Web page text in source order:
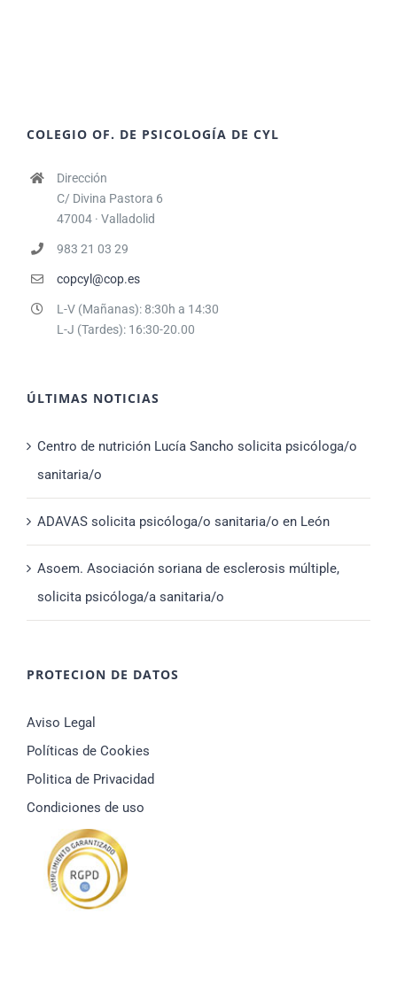
COLEGIO OF. DE PSICOLOGÍA DE CYL
Dirección
C/ Divina Pastora 6
47004 · Valladolid
983 21 03 29
copcyl@cop.es
L-V (Mañanas): 8:30h a 14:30
L-J (Tardes): 16:30-20.00
ÚLTIMAS NOTICIAS
Centro de nutrición Lucía Sancho solicita psicóloga/o
sanitaria/o
ADAVAS solicita psicóloga/o sanitaria/o en León
Asoem. Asociación soriana de esclerosis múltiple,
solicita psicóloga/a sanitaria/o
PROTECION DE DATOS
Aviso Legal
Políticas de Cookies
Politica de Privacidad
Condiciones de uso